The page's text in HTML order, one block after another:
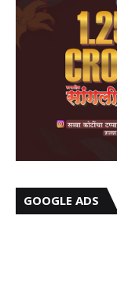
GOOGLE ADS